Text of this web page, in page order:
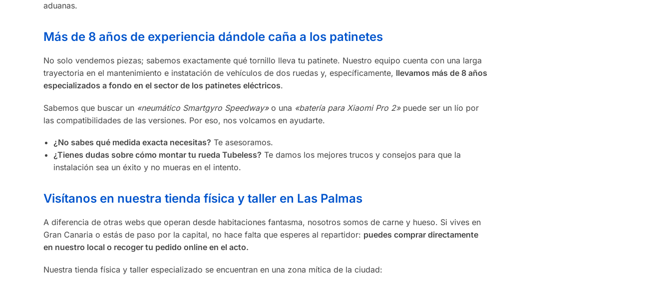
aduanas.
Más de 8 años de experiencia dándole caña a los patinetes
No solo vendemos piezas; sabemos exactamente qué tornillo lleva tu patinete. Nuestro equipo cuenta con una larga
trayectoria en el mantenimiento e instatación de vehículos de dos ruedas y, específicamente, llevamos más de 8 años
especializados a fondo en el sector de los patinetes eléctricos.
Sabemos que buscar un «neumático Smartgyro Speedway»o una «batería para Xiaomi Pro 2»puede ser un lío por
las compatibilidades de las versiones. Por eso, nos volcamos en ayudarte.
¿No sabes qué medida exacta necesitas? Te asesoramos.
¿Tienes dudas sobre cómo montar tu rueda Tubeless? Te damos los mejores trucos y consejos para que la
instalación sea un éxito y no mueras en el intento.
Visítanos en nuestra tienda física y taller en Las Palmas
A diferencia de otras webs que operan desde habitaciones fantasma, nosotros somos de carne y hueso. Si vives en
Gran Canaria o estás de paso por la capital, no hace falta que esperes al repartidor: puedes comprar directamente
en nuestro local o recoger tu pedido online en el acto.
Nuestra tienda física y taller especializado se encuentran en una zona mítica de la ciudad: